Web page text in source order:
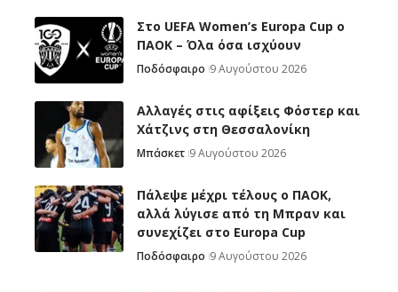
Στο UEFA Women’s Europa Cup ο
ΠΑΟΚ – Όλα όσα ισχύουν
Ποδόσφαιρο 9 Αυγούστου 2026
Αλλαγές στις αφίξεις Φόστερ και
Χάτζινς στη Θεσσαλονίκη
Μπάσκετ 9 Αυγούστου 2026
Πάλεψε μέχρι τέλους ο ΠΑΟΚ,
αλλά λύγισε από τη Μπραν και
συνεχίζει στο Europa Cup
Ποδόσφαιρο 9 Αυγούστου 2026